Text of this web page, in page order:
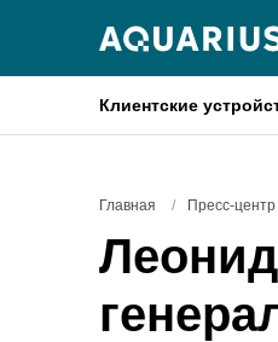
Клиентские
Главная / Пресс-центр